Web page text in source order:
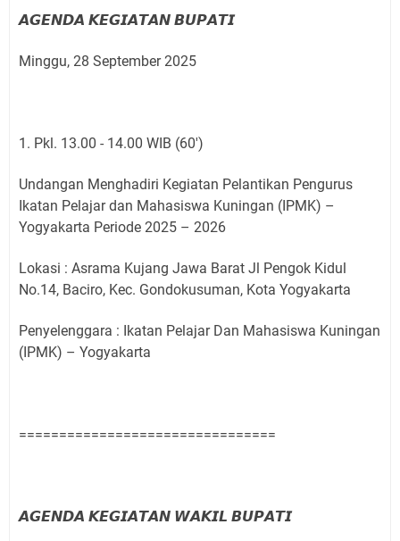
𝘼𝙂𝙀𝙉𝘿𝘼 𝙆𝙀𝙂𝙄𝘼𝙏𝘼𝙉 𝘽𝙐𝙋𝘼𝙏𝙄
Minggu, 28 September 2025
1. Pkl. 13.00 - 14.00 WIB (60')
Undangan Menghadiri Kegiatan Pelantikan Pengurus
Ikatan Pelajar dan Mahasiswa Kuningan (IPMK) –
Yogyakarta Periode 2025 – 2026
Lokasi : Asrama Kujang Jawa Barat Jl Pengok Kidul
No.14, Baciro, Kec. Gondokusuman, Kota Yogyakarta
Penyelenggara : Ikatan Pelajar Dan Mahasiswa Kuningan
(IPMK) – Yogyakarta
================================
𝘼𝙂𝙀𝙉𝘿𝘼 𝙆𝙀𝙂𝙄𝘼𝙏𝘼𝙉 𝙒𝘼𝙆𝙄𝙇 𝘽𝙐𝙋𝘼𝙏𝙄